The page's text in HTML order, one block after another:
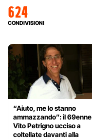
624
CONDIVISIONI
“Aiuto, me lo stanno
ammazzando”: il 69enne
Vito Petrigno ucciso a
coltellate davanti alla